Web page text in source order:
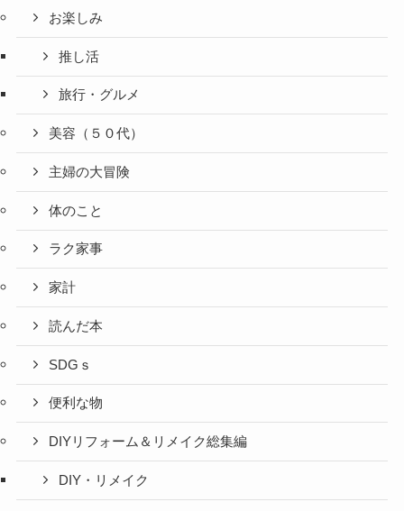
お楽しみ
推し活
旅行・グルメ
美容（５０代）
主婦の大冒険
体のこと
ラク家事
家計
読んだ本
SDGｓ
便利な物
DIYリフォーム＆リメイク総集編
DIY・リメイク